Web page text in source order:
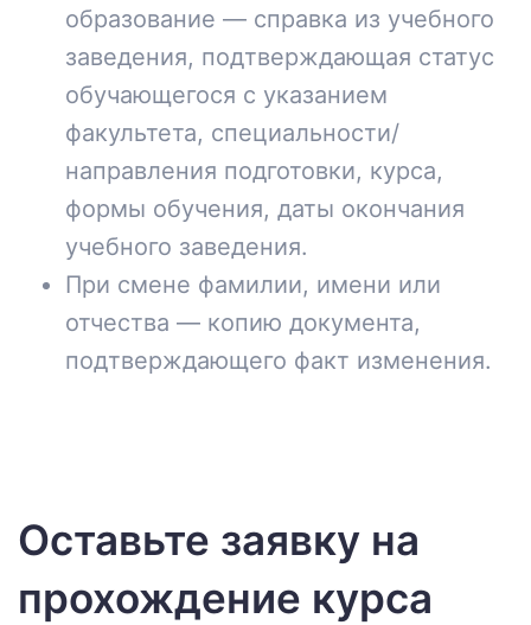
образование — справка из учебного
заведения, подтверждающая статус
обучающегося с указанием
факультета, специальности/
направления подготовки, курса,
формы обучения, даты окончания
учебного заведения.
При смене фамилии, имени или
отчества — копию документа,
подтверждающего факт изменения.
Оставьте заявку на
прохождение курса